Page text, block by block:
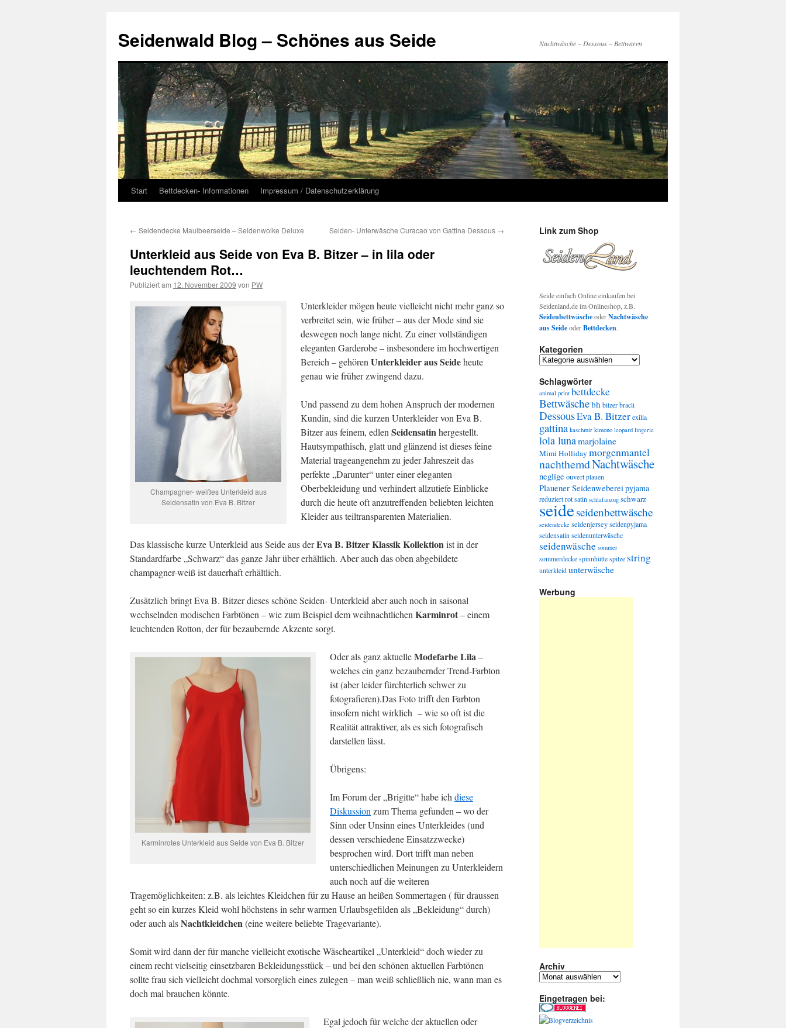
Seidenwald Blog – Schönes aus Seide Nachtwäsche – Dessous – Bettwaren
Zum
springen
Start Bettdecken- Informationen Impressum / Datenschutzerklärung
← Seidendecke Maulbeerseide – Seidenwolke Deluxe Seiden- Unterwäsche Curacao von Gattina Dessous →
Unterkleid aus Seide von Eva B. Bitzer – in lila oder
leuchtendem Rot…
Publiziert am 12. November 2009 von PW
Champagner- weißes Unterkleid aus
Seidensatin von Eva B. Bitzer
Unterkleider mögen heute vielleicht nicht mehr ganz so
verbreitet sein, wie früher – aus der Mode sind sie
deswegen noch lange nicht. Zu einer vollständigen
eleganten Garderobe – insbesondere im hochwertigen
Bereich – gehören Unterkleider aus Seideheute
genau wie früher zwingend dazu.
Und passend zu dem hohen Anspruch der modernen
Kundin, sind die kurzen Unterkleider von Eva B.
Bitzeraus feinem, edlen Seidensatinhergestellt.
Hautsympathisch, glatt und glänzend ist dieses feine
Material trageangenehm zu jeder Jahreszeit das
perfekte „Darunter“ unter einer eleganten
Oberbekleidung und verhindert allzutiefe Einblicke
durch die heute oft anzutreffenden beliebten leichten
Kleider aus teiltransparenten Materialien.
Das klassische kurze Unterkleid aus Seide aus derEva B. Bitzer Klassik Kollektionist in der
Standardfarbe „Schwarz“ das ganze Jahr über erhältlich. Aber auch das oben abgebildete
champagner-weiß ist dauerhaft erhältlich.
Zusätzlich bringt Eva B. Bitzer dieses schöne Seiden- Unterkleid aber auch noch in saisonal
wechselnden modischen Farbtönen – wie zum Beispiel dem weihnachtlichen Karminrot– einem
leuchtenden Rotton, der für bezaubernde Akzente sorgt.
Karminrotes Unterkleid aus Seide von Eva B. Bitzer
Oder als ganz aktuelleModefarbe Lila–
welches ein ganz bezaubernder Trend-Farbton
ist (aber leider fürchterlich schwer zu
fotografieren).Das Foto trifft den Farbton
insofern nicht wirklich – wie so oft ist die
Realität attraktiver, als es sich fotografisch
darstellen lässt.
Übrigens:
Im Forum der „Brigitte“ habe ich diese
Diskussion zum Thema gefunden – wo der
Sinn oder Unsinn eines Unterkleides (und
dessen verschiedene Einsatzzwecke)
besprochen wird. Dort trifft man neben
unterschiedlichen Meinungen zu Unterkleidern
auch noch auf die weiteren
Tragemöglichkeiten: z.B. als leichtes Kleidchen für zu Hause an heißen Sommertagen ( für draussen
geht so ein kurzes Kleid wohl höchstens in sehr warmen Urlaubsgefilden als „Bekleidung“ durch)
oder auch alsNachtkleidchen(eine weitere beliebte Tragevariante).
Somit wird dann der für manche vielleicht exotische Wäscheartikel „Unterkleid“ doch wieder zu
einem recht vielseitig einsetzbaren Bekleidungsstück – und bei den schönen aktuellen Farbtönen
sollte frau sich vielleicht dochmal vorsorglich eines zulegen – man weiß schließlich nie, wann man es
doch mal brauchen könnte.
Egal jedoch für welche der aktuellen oder
Link zum Shop
Seide einfach Online einkaufen bei
Seidenland.de im Onlineshop, z.B.
SeidenbettwäscheoderNachtwäsche
aus SeideoderBettdecken.
Kategorien
Kategorien
Schlagwörter
animal print bettdecke
Bettwäschebh bitzer bracli
DessousEva B. Bitzer exilia
gattina kaschmir kimono leopard lingerie
lola lunamarjolaine
Mimi Holliday morgenmantel
nachthemdNachtwäsche
neglige ouvert plauen
Plauener Seidenwebereipyjama
reduziert rot satin schlafanzug schwarz
seideseidenbettwäsche
seidendecke seidenjersey seidenpyjama
seidensatin seidenunterwäsche
seidenwäsche sommer
sommerdecke spinnhütte spitze string
unterkleid unterwäsche
Werbung
Archiv
Archiv
Eingetragen bei: